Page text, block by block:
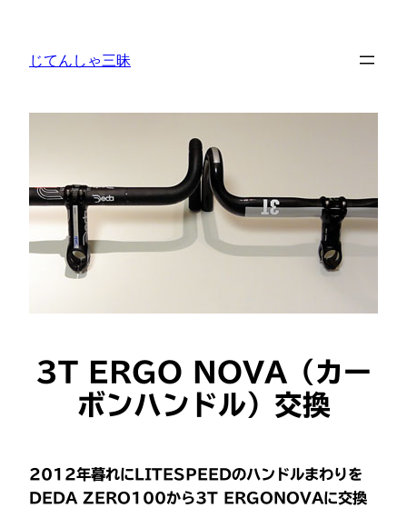
じてんしゃ三昧
3T ERGO NOVA（カー
ボンハンドル）交換
2012年暮れに LITESPEEDのハンドルまわりを
DEDA ZERO100から3T ERGONOVAに交換